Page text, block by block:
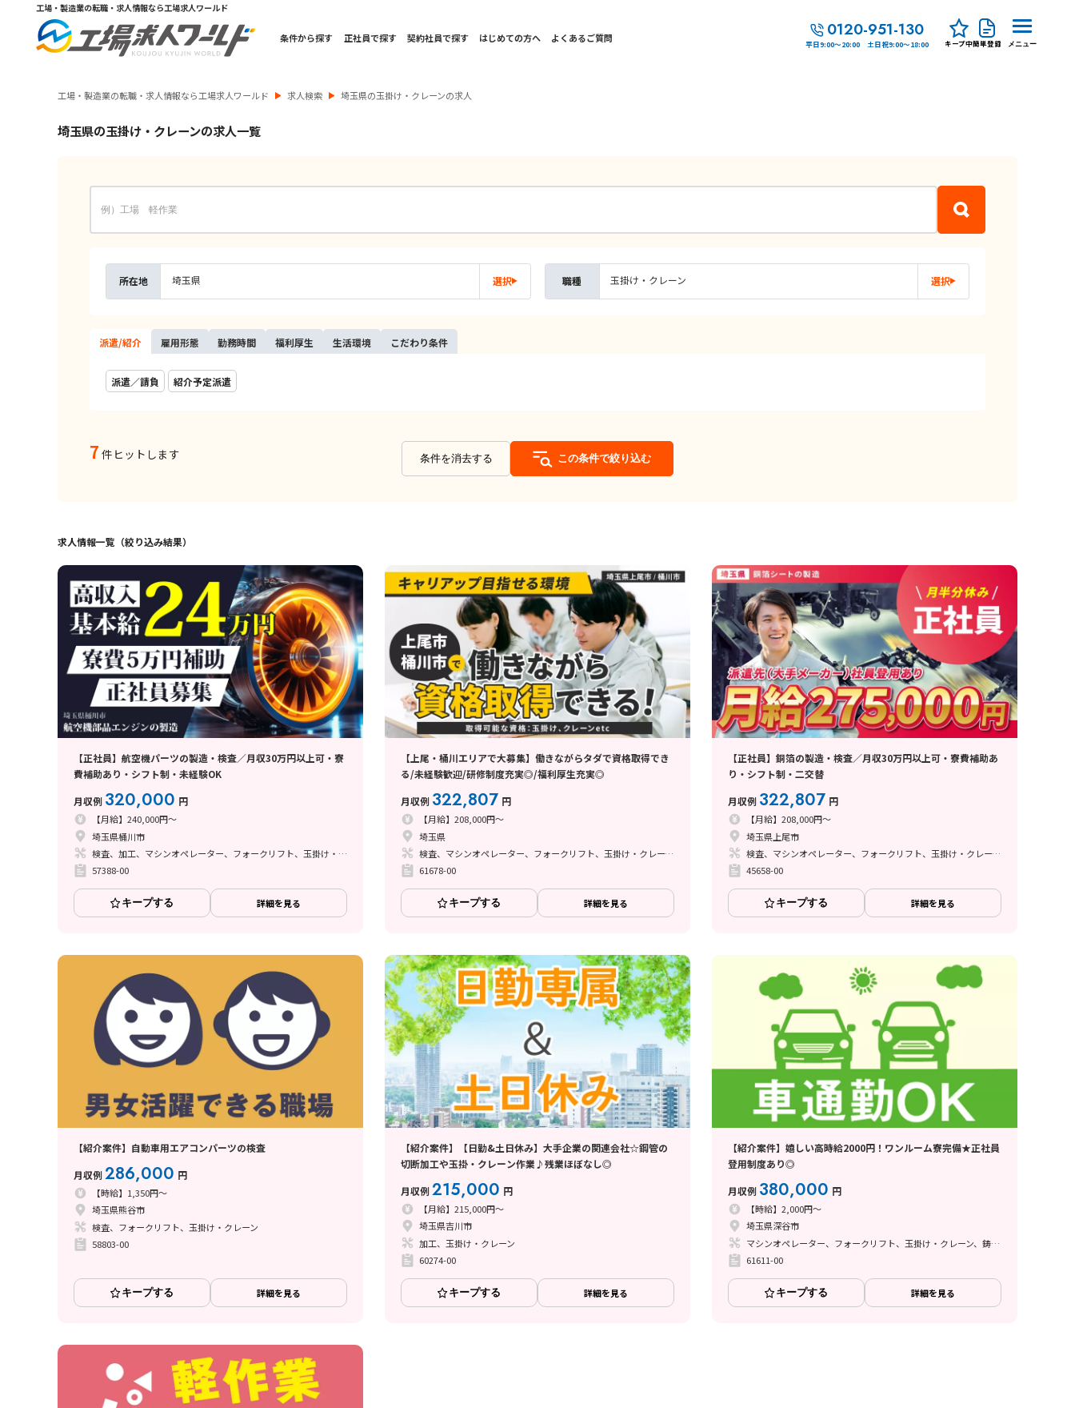
工場・製造業の転職・求人情報なら工場求人ワールド
条件から探す 正社員で探す 契約社員で探す はじめての方へ よくあるご質問 0120-951-130
平日9:00～20:00 土日祝9:00～18:00 キープ中簡単登録 メニュー
工場・製造業の転職・求人情報なら工場求人ワールド 求人検索 埼玉県の玉掛け・クレーンの求人
埼玉県の玉掛け・クレーンの求人一覧
所在地 埼玉県 選択 職種 玉掛け・クレーン 選択
派遣/紹介 雇用形態 勤務時間 福利厚生 生活環境 こだわり条件
派遣／請負 紹介予定派遣
7 件ヒットします 条件を消去する この条件で絞り込む
求人情報一覧（絞り込み結果）
【正社員】航空機パーツの製造・検査／月収30万円以上可・寮
費補助あり・シフト制・未経験OK
月収例 320,000 円
【月給】240,000円～
埼玉県桶川市
検査、加工、マシンオペレーター、フォークリフト、玉掛け・クレーン、鋳造・鍛造、立ち作業
57388-00
キープする 詳細を見る
【上尾・桶川エリアで大募集】働きながらタダで資格取得でき
る/未経験歓迎/研修制度充実◎/福利厚生充実◎
月収例 322,807 円
【月給】208,000円～
埼玉県
検査、マシンオペレーター、フォークリフト、玉掛け・クレーン、立ち作業
61678-00
キープする 詳細を見る
【正社員】銅箔の製造・検査／月収30万円以上可・寮費補助あ
り・シフト制・二交替
月収例 322,807 円
【月給】208,000円～
埼玉県上尾市
検査、マシンオペレーター、フォークリフト、玉掛け・クレーン、立ち作業
45658-00
キープする 詳細を見る
【紹介案件】自動車用エアコンパーツの検査
月収例286,000 円
【時給】1,350円～
埼玉県熊谷市
検査、フォークリフト、玉掛け・クレーン
58803-00
キープする 詳細を見る
【紹介案件】【日勤&土日休み】大手企業の関連会社☆鋼管の
切断加工や玉掛・クレーン作業♪残業ほぼなし◎
月収例215,000 円
【月給】215,000円～
埼玉県吉川市
加工、玉掛け・クレーン
60274-00
キープする 詳細を見る
【紹介案件】嬉しい高時給2000円！ワンルーム寮完備★正社員
登用制度あり◎
月収例 380,000 円
【時給】2,000円～
埼玉県深谷市
マシンオペレーター、フォークリフト、玉掛け・クレーン、鋳造・鍛造
61611-00
キープする 詳細を見る